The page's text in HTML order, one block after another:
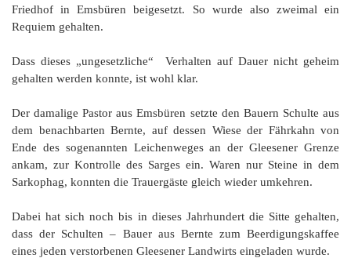
Friedhof in Emsbüren beigesetzt. So wurde also zweimal ein
Requiem gehalten.
Dass dieses „ungesetzliche“ Verhalten auf Dauer nicht geheim
gehalten werden konnte, ist wohl klar.
Der damalige Pastor aus Emsbüren setzte den Bauern Schulte aus
dem benachbarten Bernte, auf dessen Wiese der Fährkahn von
Ende des sogenannten Leichenweges an der Gleesener Grenze
ankam, zur Kontrolle des Sarges ein. Waren nur Steine in dem
Sarkophag, konnten die Trauergäste gleich wieder umkehren.
Dabei hat sich noch bis in dieses Jahrhundert die Sitte gehalten,
dass der Schulten – Bauer aus Bernte zum Beerdigungskaffee
eines jeden verstorbenen Gleesener Landwirts eingeladen wurde.